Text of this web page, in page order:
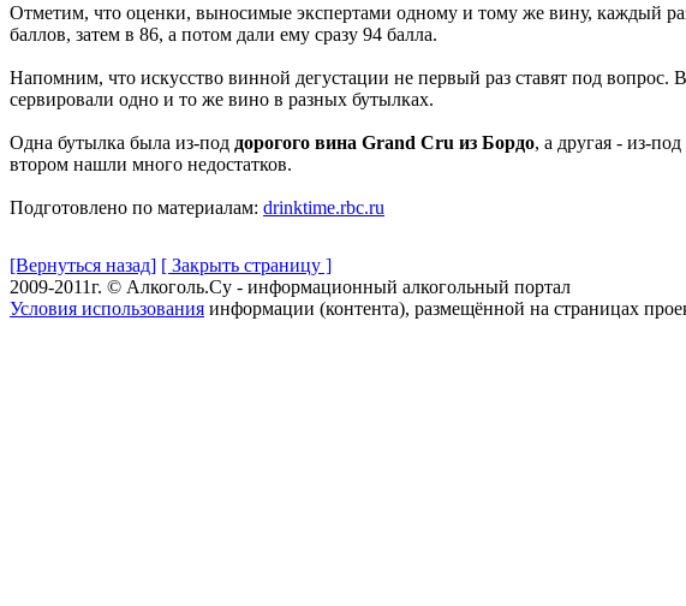
Отметим, что оценки, выносимые экспертами одному и тому же вину, каждый
баллов, затем в 86, а потом дали ему сразу 94 балла.
Напомним, что искусство винной дегустации не первый раз ставят под вопрос.
сервировали одно и то же вино в разных бутылках.
Одна бутылка была из-под дорогого вина Grand Cru из Бордо, а другая - из-
втором нашли много недостатков.
Подготовлено по материалам: drinktime.rbc.ru
[Вернуться назад] [ Закрыть страницу ]
2009-2011г. © Алкоголь.Су - информационный алкогольный портал
Условия использования информации (контента), размещённой на страницах